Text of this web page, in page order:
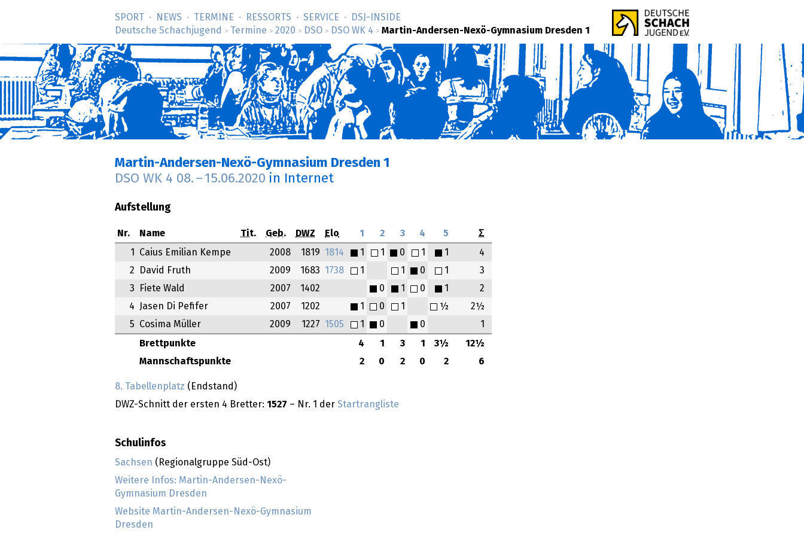
SPORT NEWS TERMINE RESSORTS SERVICE
DSJ-­INSIDE
Deutsche Schachjugend
> Termine > 2020 > DSO > DSO WK 4 > Martin-Andersen-Nexö-Gymnasium Dresden 1
Martin-Andersen-Nexö-Gymnasium Dresden 1
DSO WK 4 08. – 15.06.2020 in Internet
Aufstellung
Nr. Name Tit. Geb. DWZ Elo 1 2 3 4 5 Σ
Brettpunkte 4 1 3 1 3½
12½
Mannschaftspunkte
2 0 2 0 2 6
1 Caius Emilian Kempe 2008 1819 1814 1 1 0 1 1
4
2
David Fruth 2009 1683 1738 1 1 0 1
3
3
Fiete Wald 2007 1402 0 1 0 1
2
4
Jasen Di Pefifer 2007 1202 1 0 1 ½
2½
5
Cosima Müller 2009 1227 1505 1 0 0 1
8. Tabellenplatz (Endstand)
DWZ-Schnitt der ersten 4 Bretter: 1527 – Nr. 1 der Startrangliste
Schulinfos
Sachsen (Regionalgruppe Süd-Ost)
Weitere Infos: Martin-Andersen-Nexö-
Gymnasium Dresden
Website Martin-Andersen-Nexö-Gymnasium
Dresden